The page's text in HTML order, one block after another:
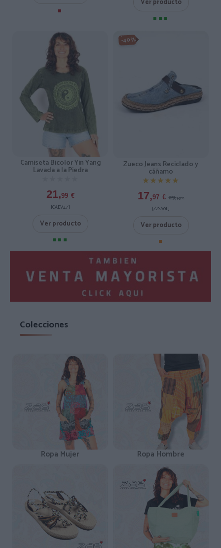
Ver producto
Camiseta Bicolor Yin Yang
Lavada a la Piedra
21,99 €
[CAEV47 ]
Ver producto
-40%
Zueco Jeans Reciclado y
cáñamo
★★★★★
★★★★★
17,97 € 29,95 €
[ZZSA01 ]
Ver producto
Colecciones
Ropa Mujer Ropa Hombre